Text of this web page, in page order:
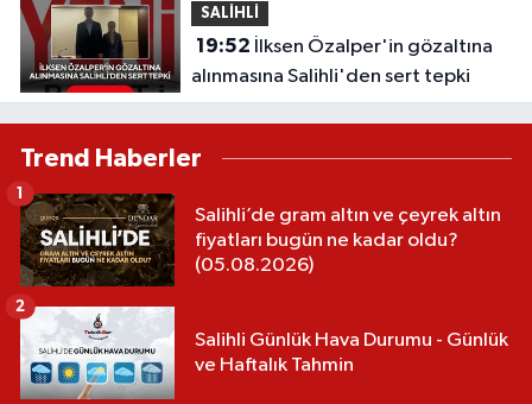
SALİHLİ
19:52
alınmasına Salihli'den sert tepki
Trend Haberler
Salihli’de gram altın ve çeyrek altın
fiyatları bugün ne kadar oldu?
(05.08.2026)
1
Salihli Günlük Hava Durumu - Günlük
ve Haftalık Tahmin
2